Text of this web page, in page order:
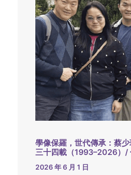
學像保羅，世代傳承：蔡
三十四載（1993–2026）/
2026 年 6 月 1 日